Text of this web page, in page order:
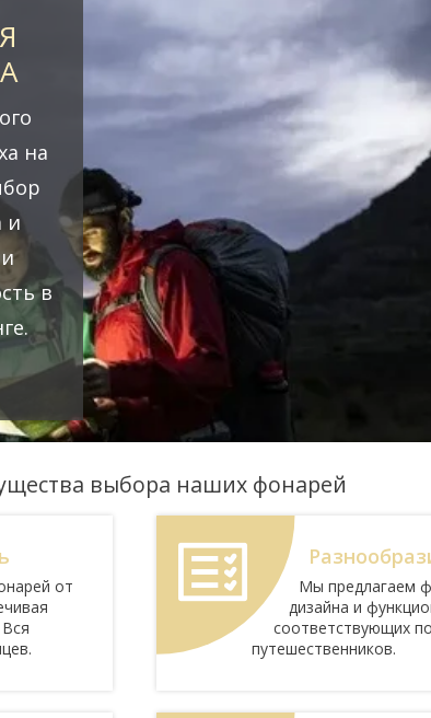
на
и
в
выбора наших фонарей
от
Мы предлагаем
дизайна и
соответствующих
путешественников.